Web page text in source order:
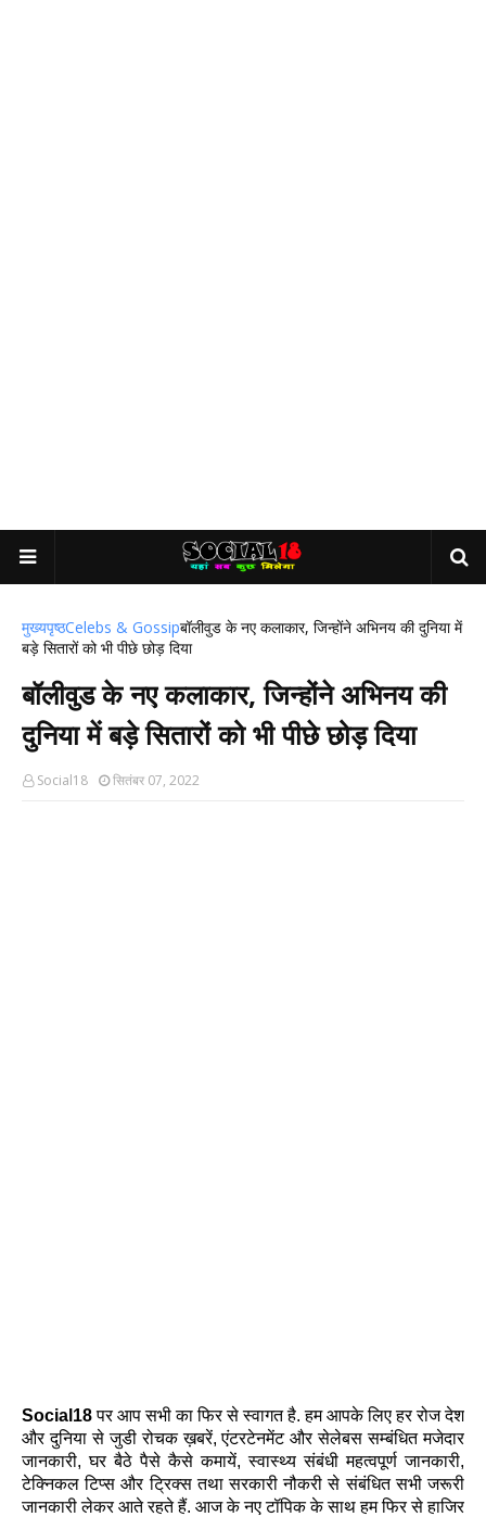
मुख्यपृष्ठCelebs & Gossipबॉलीवुड के नए कलाकार, जिन्होंने अभिनय की दुनिया में
बड़े सितारों को भी पीछे छोड़ दिया
बॉलीवुड के नए कलाकार, जिन्होंने अभिनय की
दुनिया में बड़े सितारों को भी पीछे छोड़ दिया
Social18 सितंबर 07, 2022
Social18पर आप सभी का फिर से स्वागत है. हम आपके लिए हर रोज देश
और दुनिया से जुडी रोचक ख़बरें, एंटरटेनमेंट और सेलेबस सम्बंधित मजेदार
जानकारी, घर बैठे पैसे कैसे कमायें, स्वास्थ्य संबंधी महत्वपूर्ण जानकारी,
टेक्निकल टिप्स और ट्रिक्स तथा सरकारी नौकरी से संबंधित सभी जरूरी
जानकारी लेकर आते रहते हैं. आज के नए टॉपिक के साथ हम फिर से हाजिर